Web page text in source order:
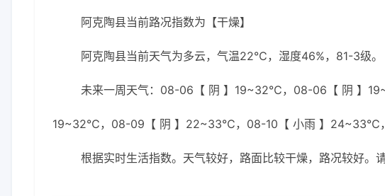
阿克陶县当前路况指数为【干燥】
阿克陶县当前天气为多云，气温22℃，湿度46%，81-3级。
未来一周天气：08-06【 阴 】19~32℃，08-06【 阴 】
19~32℃，08-09【 阴 】22~33℃，08-10【 小雨 】24~33℃
根据实时生活指数。天气较好，路面比较干燥，路况较好。